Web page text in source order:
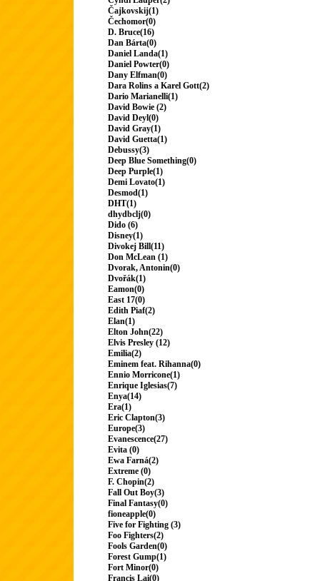
Čajkovskij(1)
Čechomor(0)
D. Bruce(16)
Dan Bárta(0)
Daniel Landa(1)
Daniel Powter(0)
Dany Elfman(0)
Dara Rolins a Karel Gott(2)
Dario Marianelli(1)
David Bowie (2)
David Deyl(0)
David Gray(1)
David Guetta(1)
Debussy(3)
Deep Blue Something(0)
Deep Purple(1)
Demi Lovato(1)
Desmod(1)
DHT(1)
dhydbclj(0)
Dido (6)
Disney(1)
Divokej Bill(11)
Don McLean (1)
Dvorak, Antonin(0)
Dvořák(1)
Eamon(0)
East 17(0)
Edith Piaf(2)
Elan(1)
Elton John(22)
Elvis Presley (12)
Emilia(2)
Eminem feat. Rihanna(0)
Ennio Morricone(1)
Enrique Iglesias(7)
Enya(14)
Era(1)
Eric Clapton(3)
Europe(3)
Evanescence(27)
Evita (0)
Ewa Farná(2)
Extreme (0)
F. Chopin(2)
Fall Out Boy(3)
Final Fantasy(0)
fioneapple(0)
Five for Fighting (3)
Foo Fighters(2)
Fools Garden(0)
Forest Gump(1)
Fort Minor(0)
Francis Lai(0)